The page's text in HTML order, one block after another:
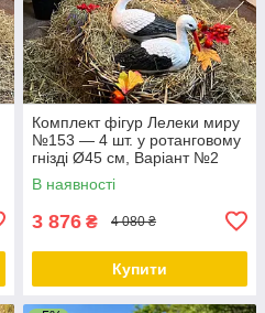
Комплект фігур Лелеки миру
№153 — 4 шт. у ротанговому
гнізді Ø45 см, Варіант №2
В наявності
3 876 ₴ 4 080 ₴
Купити